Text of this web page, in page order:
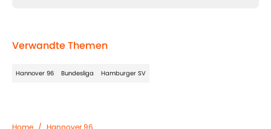
Verwandte Themen
Hannover 96 Bundesliga Hamburger SV
Home / Hannover 96